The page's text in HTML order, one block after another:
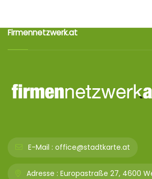
Firmennetzwerk.at
E-Mail : office@stadtkarte.at
Adresse : Europastraße 27, 4600